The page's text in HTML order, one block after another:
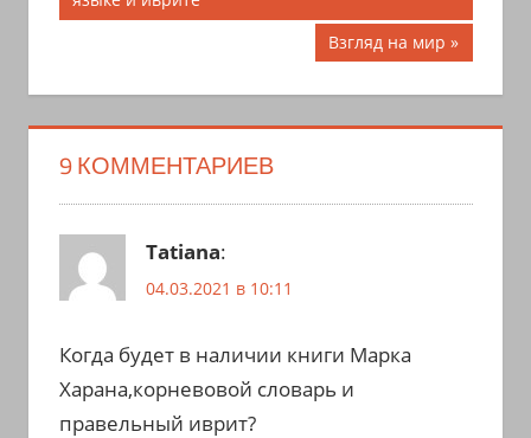
по
Следующая
запись:
Взгляд на мир
9 КОММЕНТАРИЕВ
Tatiana:
04.03.2021 в 10:11
Когда будет в наличии книги Марка
Харана,корневовой словарь и
правельный иврит?